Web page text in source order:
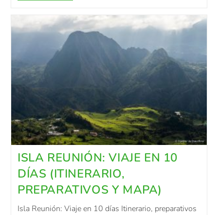
ISLA REUNIÓN: VIAJE EN 10
DÍAS (ITINERARIO,
PREPARATIVOS Y MAPA)
Isla Reunión: Viaje en 10 días Itinerario, preparativos